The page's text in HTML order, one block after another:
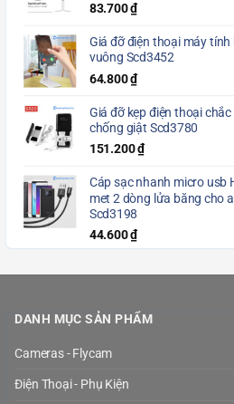
83.700₫
Giá đỡ điện thoại máy
vuông Scd3452
64.800₫
Giá đỡ kẹp điện thoại
chống giật Scd3780
151.200₫
Cáp sạc nhanh micro usb
met 2 dòng lửa băng cho
Scd3198
44.600₫
DANH MỤC SẢN PHẨM
Cameras - Flycam
Điện Thoại - Phụ Kiện